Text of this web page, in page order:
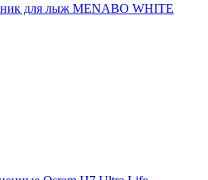
для лыж MENABO WHITE